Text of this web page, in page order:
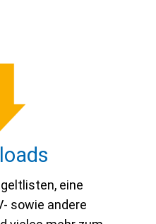
eine
sowie andere